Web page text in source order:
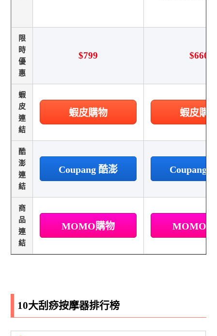
限
時
優
惠
$799 $660
蝦
皮
連
結
蝦皮購物 蝦皮購
酷
澎
連
結
Coupang 酷澎 Coupang
商
品
連
結
MOMO購物 MOMO
10大刮痧按摩器排行榜